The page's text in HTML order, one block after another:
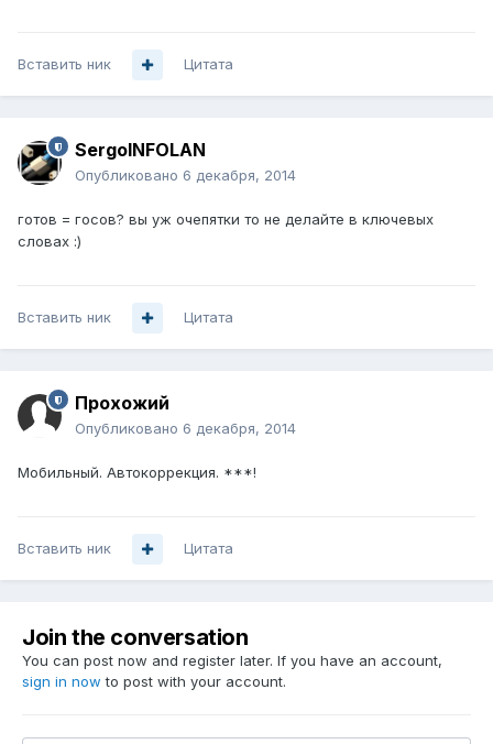
Вставить ник Цитата
SergoINFOLAN
Опубликовано 6 декабря, 2014
готов = госов? вы уж очепятки то не делайте в ключевых
словах :)
Вставить ник Цитата
Прохожий
Опубликовано 6 декабря, 2014
Мобильный. Автокоррекция. ***!
Вставить ник Цитата
Join the conversation
You can post now and register later. If you have an account,
sign in now to post with your account.